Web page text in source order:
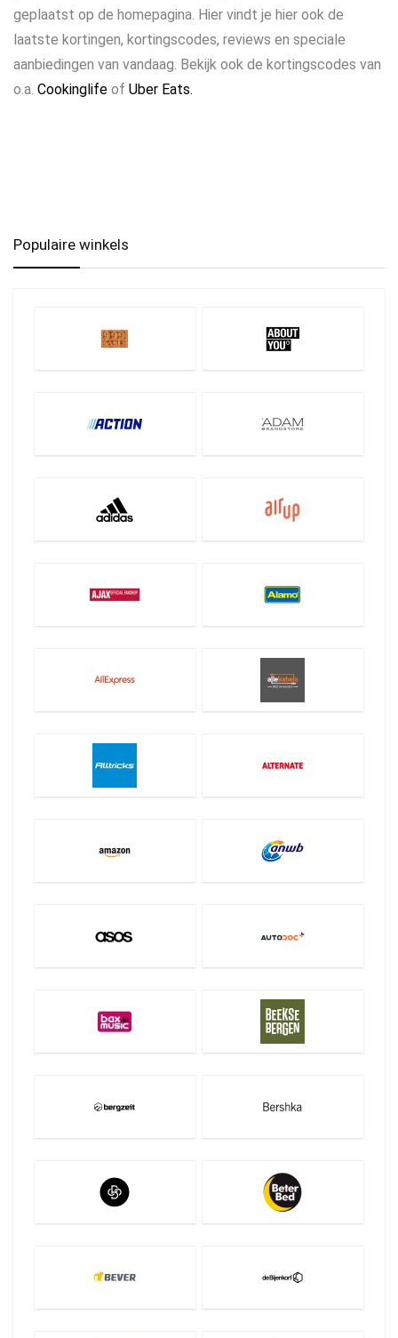
geplaatst op de homepagina. Hier vindt je hier ook de
laatste kortingen, kortingscodes, reviews en speciale
aanbiedingen van vandaag. Bekijk ook de kortingscodes van
o.a. Cookinglife of Uber Eats.
Populaire winkels